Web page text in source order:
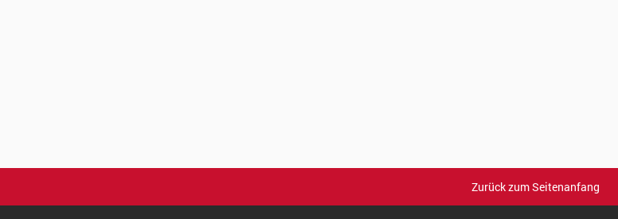
Zurück zum Seitenanfang